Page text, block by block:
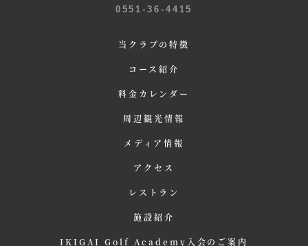
0551-36-4415
当クラブの特徴
コース紹介
料金カレンダー
周辺観光情報
メディア情報
アクセス
レストラン
施設紹介
IKIGAI Golf Academy入会のご案内